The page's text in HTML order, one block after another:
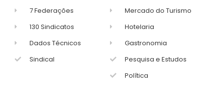
7 Federações
130 Sindicatos
Dados Técnicos
Sindical
Mercado do Turismo
Hotelaria
Gastronomia
Pesquisa e Estudos
Política